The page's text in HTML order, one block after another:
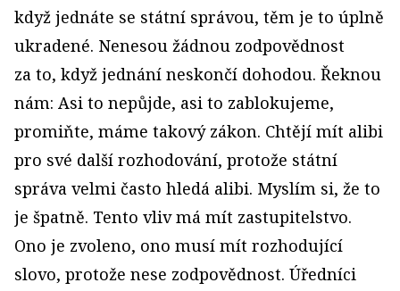
když jednáte se státní správou, těm je to úplně
ukradené. Nenesou žádnou zodpovědnost
za to, když jednání neskončí dohodou. Řeknou
nám: Asi to nepůjde, asi to zablokujeme,
promiňte, máme takový zákon. Chtějí mít alibi
pro své další rozhodování, protože státní
správa velmi často hledá alibi. Myslím si, že to
je špatně. Tento vliv má mít zastupitelstvo.
Ono je zvoleno, ono musí mít rozhodující
slovo, protože nese zodpovědnost. Úředníci